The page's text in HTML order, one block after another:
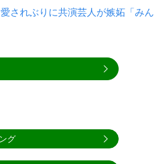
されぶりに共演芸人が嫉妬「みん
グ